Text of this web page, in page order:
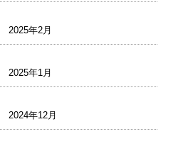
2025年2月
2025年1月
2024年12月